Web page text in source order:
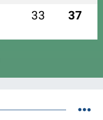
33 37